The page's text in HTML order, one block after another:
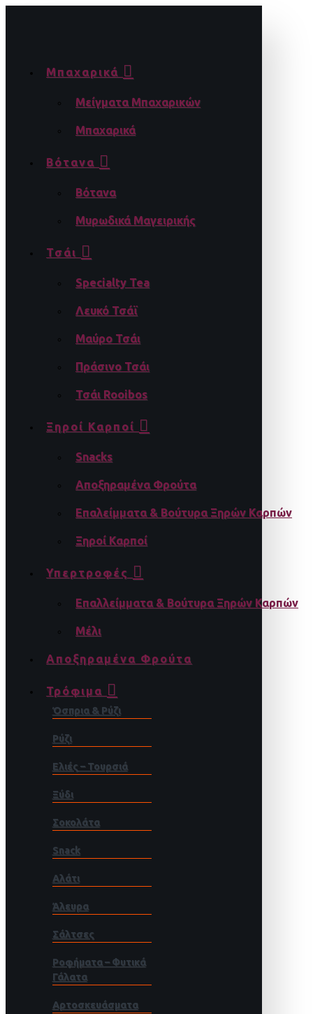
Μπαχαρικά
Μείγματα Μπαχαρικών
Μπαχαρικά
Βότανα
Βότανα
Μυρωδικά Μαγειρικής
Τσάι
Specialty Tea
Λευκό Τσάϊ
Μαύρο Τσάι
Πράσινο Τσάι
Τσάι Rooibos
Ξηροί Καρποί
Snacks
Αποξηραμένα Φρούτα
Επαλείμματα & Βούτυρα Ξηρών Καρπών
Ξηροί Καρποί
Υπερτροφές
Επαλλείμματα & Βούτυρα Ξηρών Καρπών
Μέλι
Αποξηραμένα Φρούτα
Τρόφιμα
Όσπρια & Ρύζι
Ρύζι
Ελιές – Τουρσιά
Ξύδι
Σοκολάτα
Snack
Αλάτι
Άλευρα
Σάλτσες
Ροφήματα – Φυτικά
Γάλατα
Αρτοσκευάσματα